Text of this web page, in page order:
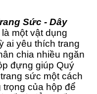
Sức - Dây
à một vật dụng
ai yêu thích trang
chia nhiều ngăn
đựng giúp Quý
sức một cách
của hộp để